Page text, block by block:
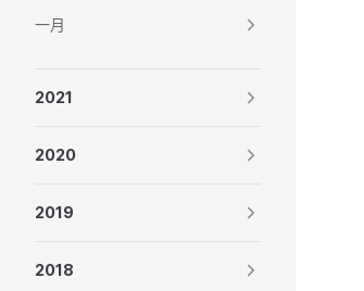
一月
2021
2020
2019
2018